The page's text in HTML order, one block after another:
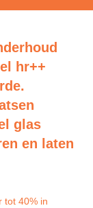
hr++
glas
en laten
tot 40% in